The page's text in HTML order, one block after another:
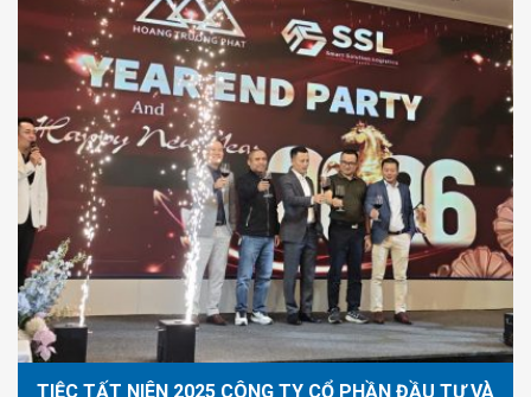
TIỆC TẤT NIÊN 2025 CÔNG TY CỔ PHẦN ĐẦU TƯ VÀ